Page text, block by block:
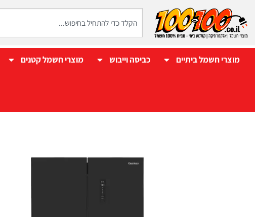
מוצרי חשמל ביתיים כביסה וייבוש מוצרי חשמל קטנים